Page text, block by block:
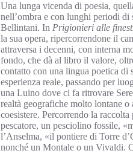
Una lunga vicenda di poesia,
nell’ombra e con lunghi periodi di
Bellintani. In Prigionieri alle
la sua opera, ripercorrendone il
attraversa i decenni, con interna
fondo, che dà al libro il valore,
contatto con una lingua poetica di
esperienza reale, passando per
una Luino dove ci fa ritrovare
realtà geografiche molto lontane o
coesistere. Percorrendo la
pescatore, un pesciolino fossile,
l’Anselma, «il pontiere di Torre
nonché un Montale o un Vivaldi.